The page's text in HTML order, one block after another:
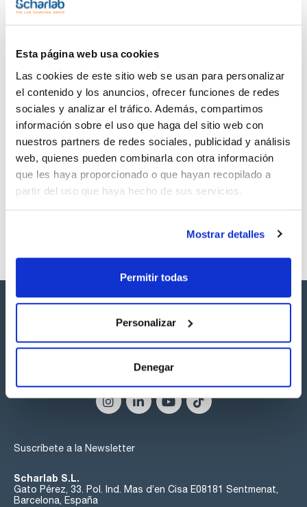
Esta página web usa cookies
Las cookies de este sitio web se usan para personalizar
el contenido y los anuncios, ofrecer funciones de redes
sociales y analizar el tráfico. Además, compartimos
información sobre el uso que haga del sitio web con
nuestros partners de redes sociales, publicidad y análisis
web, quienes pueden combinarla con otra información
que les haya proporcionado o que hayan recopilado a
partir del uso que haya hecho de sus servicios.
Mostrar detalles
Permitir todas
Personalizar
Denegar
Documentación técnica
Regístrate para
descargas
descargas
SDS/ Hoja de seguridad
Regístrate para
descargas
Los productos marcados con esta imagen son
listos para una entrega inmediata.
Síguenos:
Suscríbete a la Newsletter
Scharlab S.L.
Gato Pérez, 33. Pol. Ind. Mas d’en Cisa E08181 Sentmenat,
Barcelona, España